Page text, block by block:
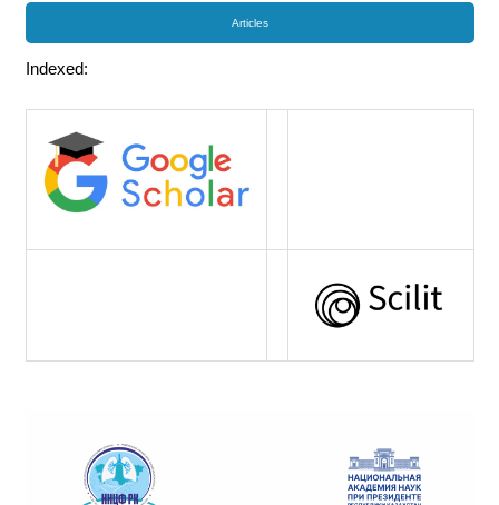
Articles
Indexed: